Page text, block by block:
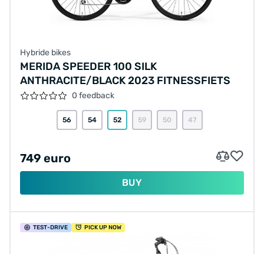
Hybride bikes
MERIDA SPEEDER 100 SILK
ANTHRACITE/BLACK 2023 FITNESSFIETS
0 feedback
56 54 52 59 50 47
749 euro
BUY
TEST-DRIVE PICK UP NOW